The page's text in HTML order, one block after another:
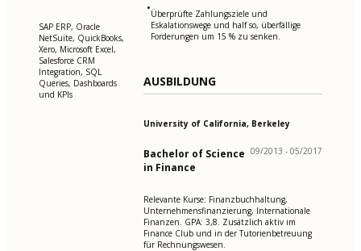
SAP ERP, Oracle
NetSuite, QuickBooks,
Xero, Microsoft Excel,
Salesforce CRM
Integration, SQL
Queries, Dashboards
und KPIs
•Überprüfte Zahlungsziele und
Eskalationswege und half so, überfällige
Forderungen um 15 % zu senken.
AUSBILDUNG
University of California, Berkeley
Bachelor of Science
in Finance
09/2013 - 05/2017
Relevante Kurse: Finanzbuchhaltung,
Unternehmensfinanzierung, Internationale
Finanzen. GPA: 3,8. Zusätzlich aktiv im
Finance Club und in der Tutorienbetreuung
für Rechnungswesen.